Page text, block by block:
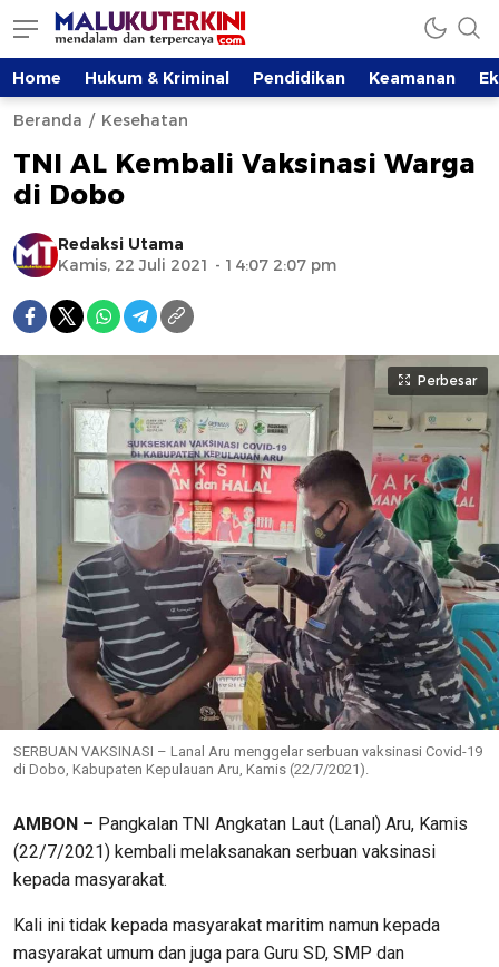
Home Hukum & Kriminal Pendidikan Keamanan
Beranda Kesehatan
TNI AL Kembali Vaksinasi Warga
di Dobo
Redaksi Utama
Kamis, 22 Juli 2021 - 14:07 2:07 pm
Perbesar
SERBUAN VAKSINASI – Lanal Aru menggelar serbuan vaksinasi Covid-19
di Dobo, Kabupaten Kepulauan Aru, Kamis (22/7/2021).
AMBON – Pangkalan TNI Angkatan Laut (Lanal) Aru, Kamis
(22/7/2021) kembali melaksanakan serbuan vaksinasi
kepada masyarakat.
Kali ini tidak kepada masyarakat maritim namun kepada
masyarakat umum dan juga para Guru SD, SMP dan